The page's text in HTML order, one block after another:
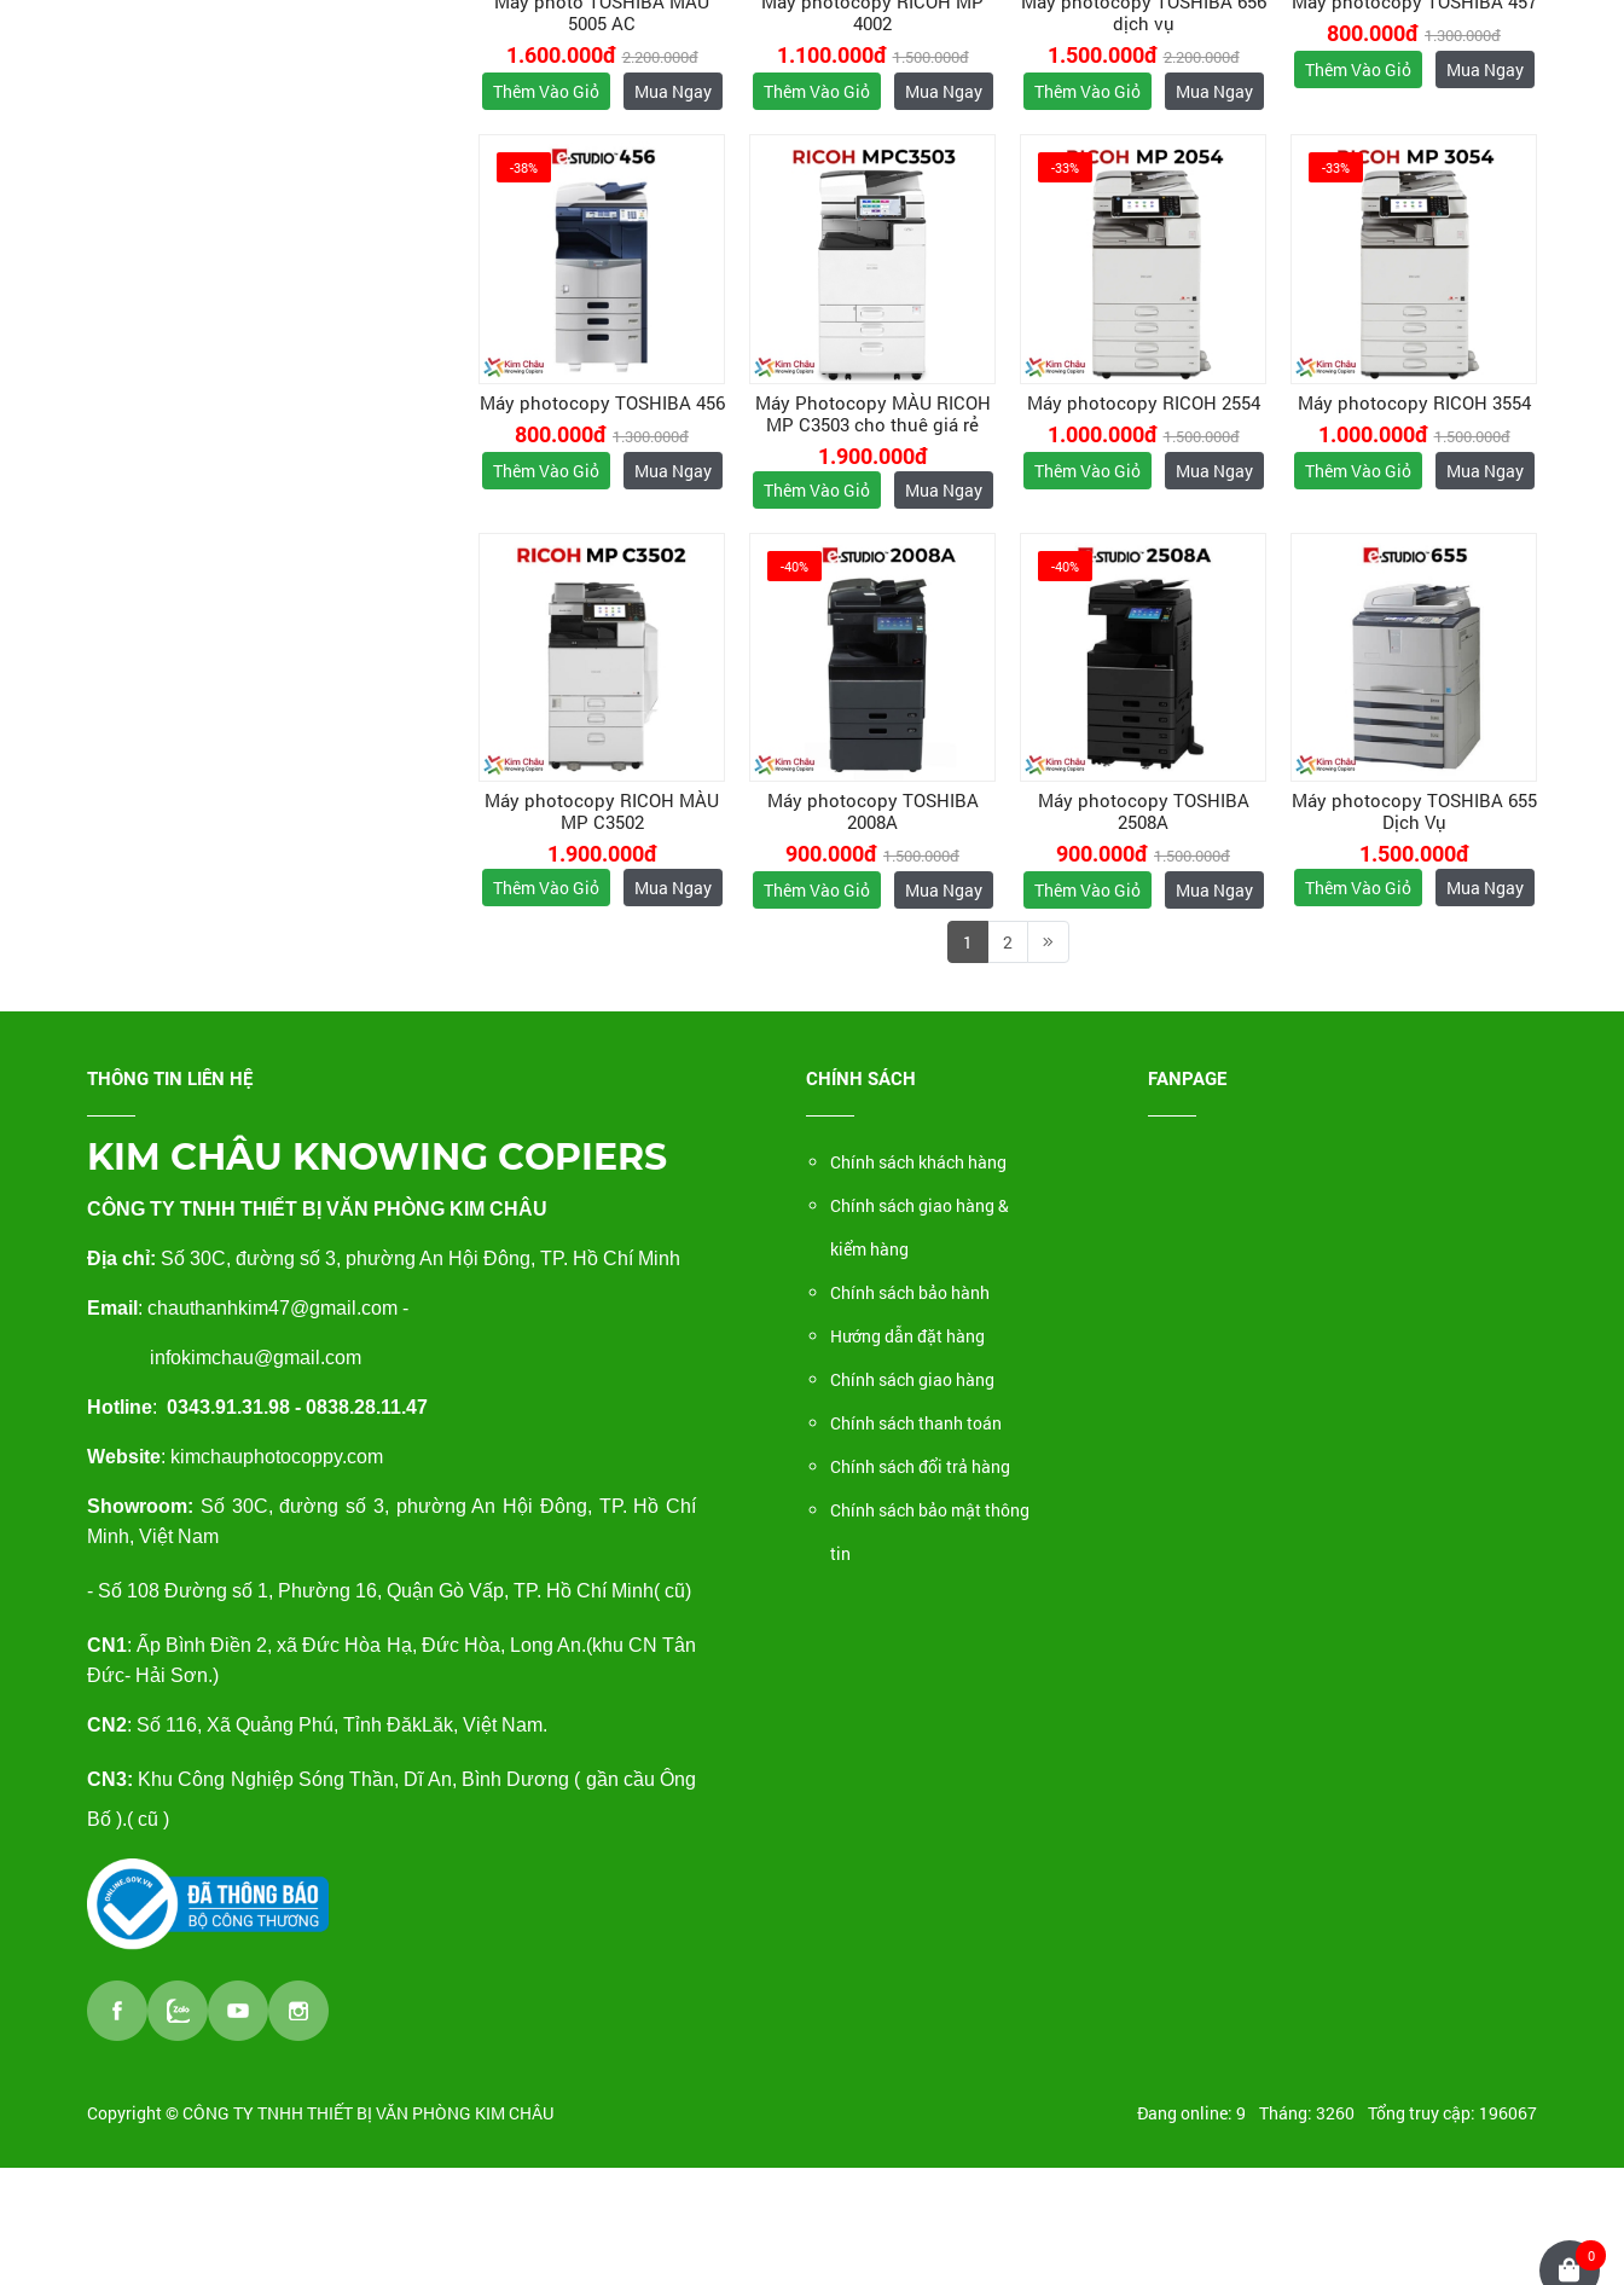
5005 AC
1.600.000đ 2.200.000đ
Thêm Vào Giỏ Mua Ngay
4002
1.100.000đ 1.500.000đ
Thêm Vào Giỏ Mua Ngay
dịch vụ
1.500.000đ 2.200.000đ
Thêm Vào Giỏ Mua Ngay
800.000đ 1.300.000đ
Thêm Vào Giỏ Mua Ngay
Máy photocopy TOSHIBA 456
800.000đ 1.300.000đ
-38%
Thêm Vào Giỏ Mua Ngay
Máy Photocopy MÀU RICOH
MP C3503 cho thuê giá rẻ
1.900.000đ
Thêm Vào Giỏ Mua Ngay
Máy photocopy RICOH 2554
1.000.000đ 1.500.000đ
-33%
Thêm Vào Giỏ Mua Ngay
Máy photocopy RICOH 3554
1.000.000đ 1.500.000đ
-33%
Thêm Vào Giỏ Mua Ngay
Máy photocopy RICOH MÀU
MP C3502
1.900.000đ
Thêm Vào Giỏ Mua Ngay
Máy photocopy TOSHIBA
2008A
900.000đ 1.500.000đ
-40%
Thêm Vào Giỏ Mua Ngay
Máy photocopy TOSHIBA
2508A
900.000đ 1.500.000đ
-40%
Thêm Vào Giỏ Mua Ngay
Máy photocopy TOSHIBA 655
Dịch Vụ
1.500.000đ
Thêm Vào Giỏ Mua Ngay
1 2
THÔNG TIN LIÊN HỆ
KIM CHÂU KNOWING COPIERS
CÔNG TY TNHH THIẾT BỊ VĂN PHÒNG KIM CHÂU
Địa chỉ: Số 30C, đường số 3, phường An Hội Đông, TP. Hồ Chí Minh
Email : chauthanhkim47@gmail.com -
infokimchau@gmail.com
Hotline: 0343.91.31.98 - 0838.28.11.47
Website: kimchauphotocoppy.com
Showroom: Số 30C, đường số 3, phường An Hội Đông, TP. Hồ Chí
Minh, Việt Nam
- Số 108 Đường số 1, Phường 16, Quận Gò Vấp, TP. Hồ Chí Minh( cũ)
CN1: Ấp Bình Điền 2, xã Đức Hòa Hạ, Đức Hòa, Long An.(khu CN Tân
Đức- Hải Sơn.)
CN2: Số 116, Xã Quảng Phú, Tỉnh ĐăkLăk, Việt Nam.
CN3: Khu Công Nghiệp Sóng Thần, Dĩ An, Bình Dương ( gần cầu Ông
Bố ).( cũ )
CHÍNH SÁCH
Chính sách khách hàng
Chính sách giao hàng &
kiểm hàng
Chính sách bảo hành
Hướng dẫn đặt hàng
Chính sách giao hàng
Chính sách thanh toán
Chính sách đổi trả hàng
Chính sách bảo mật thông
tin
FANPAGE
Copyright © CÔNG TY TNHH THIẾT BỊ VĂN PHÒNG KIM CHÂU Đang online: 9 Tháng: 3260 Tổng truy cập: 196067
0